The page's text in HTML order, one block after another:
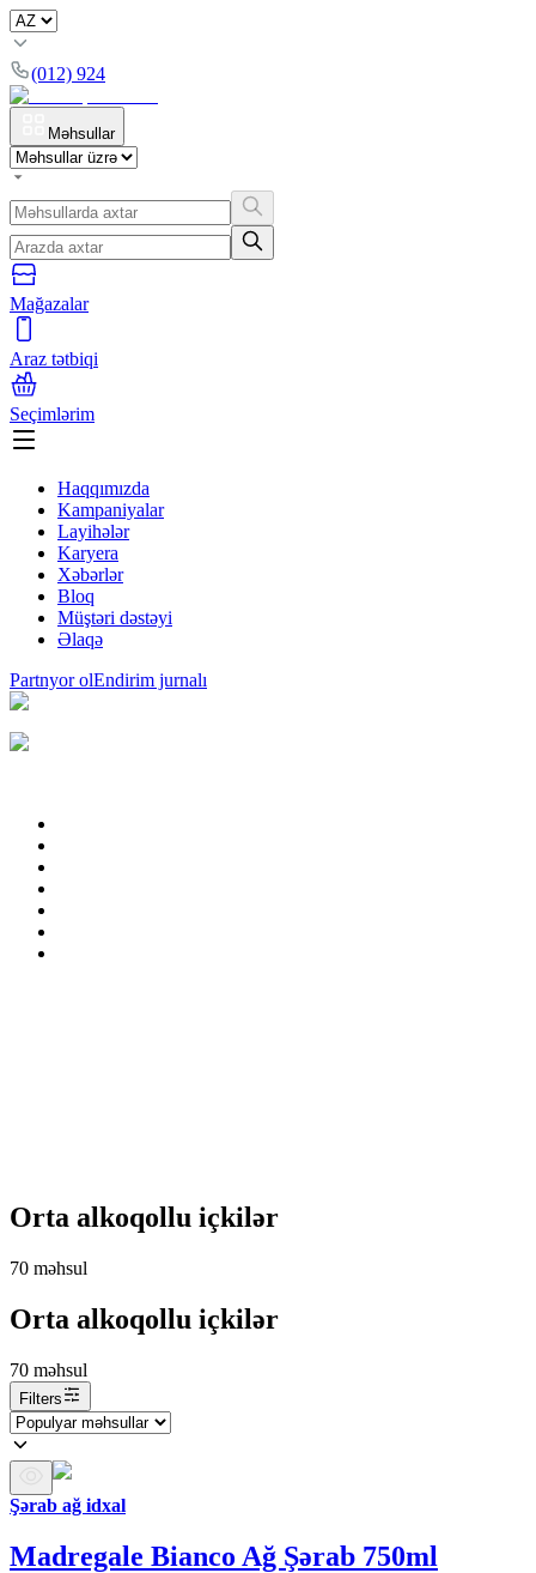
(012) 924
Məhsullar
Mağazalar
Araz tətbiqi
Seçimlərim
Haqqımızda
Kampaniyalar
Layihələr
Karyera
Xəbərlər
Bloq
Müştəri dəstəyi
Əlaqə
Partnyor olEndirim jurnalı
Orta alkoqollu içkilər
70 məhsul
Orta alkoqollu içkilər
70 məhsul
Filters
Şərab ağ idxal
Madregale Bianco Ağ Şərab 750ml